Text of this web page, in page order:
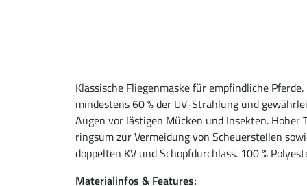
Klassische Fliegenmaske für empfindliche
mindestens 60 % der UV-Strahlung und
Augen vor lästigen Mücken und Insekten.
ringsum zur Vermeidung von Scheuerstellen
doppelten KV und Schopfdurchlass. 100 %
Materialinfos & Features: